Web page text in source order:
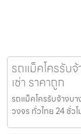
รถแม็คโครรับจ้
เช่า ราคาถูก
รถแม็คโครรับจ้างบา
วงจร ทั่วไทย 24 ชั่ว